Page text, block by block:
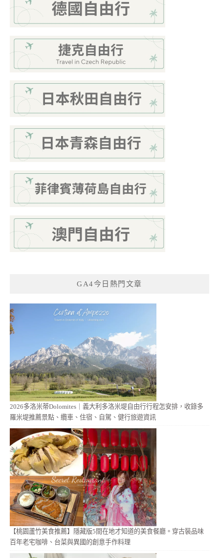
GA4今日熱門文章
2026多洛米蒂Dolomites｜義大利多洛米堤自由行行程怎安排，收錄多
羅米堤推薦景點、纜車、住宿、自駕、健行旅遊資訊
【桃園蘆竹美食推薦】隱藏版5間在地才知道的美食餐廳。穿古裝品味
百年老宅咖啡、台菜與異國的創意手作料理